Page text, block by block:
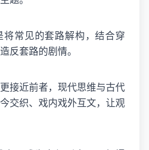
将常见的套路解构，结合穿
反套路的剧情。
接近前者，现代思维与古代
交织、戏内戏外互文，让观